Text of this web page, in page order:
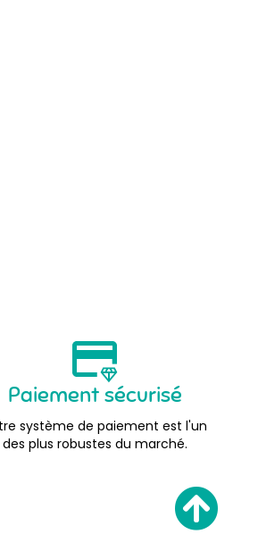
Paiement sécurisé
système de paiement est l'un
des plus robustes du marché.